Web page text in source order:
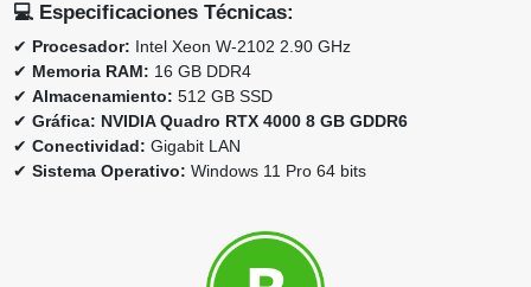
💻 Especificaciones Técnicas:
✔ Procesador: Intel Xeon W-2102 2.90 GHz
✔ Memoria RAM: 16 GB DDR4
✔ Almacenamiento: 512 GB SSD
✔ Gráfica: NVIDIA Quadro RTX 4000 8 GB GDDR6
✔ Conectividad: Gigabit LAN
✔ Sistema Operativo: Windows 11 Pro 64 bits